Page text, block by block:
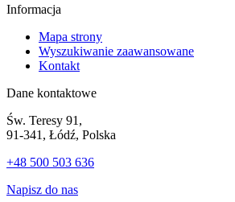
Informacja
Mapa strony
Wyszukiwanie zaawansowane
Kontakt
Dane kontaktowe
Św. Teresy 91,
91-341, Łódź, Polska
+48 500 503 636
Napisz do nas